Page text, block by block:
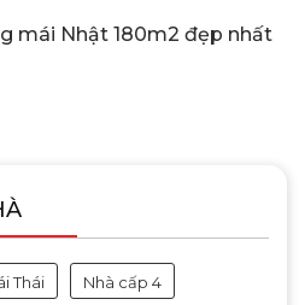
mái Nhật 180m2 đẹp nhất
Thái Nhà cấp 4